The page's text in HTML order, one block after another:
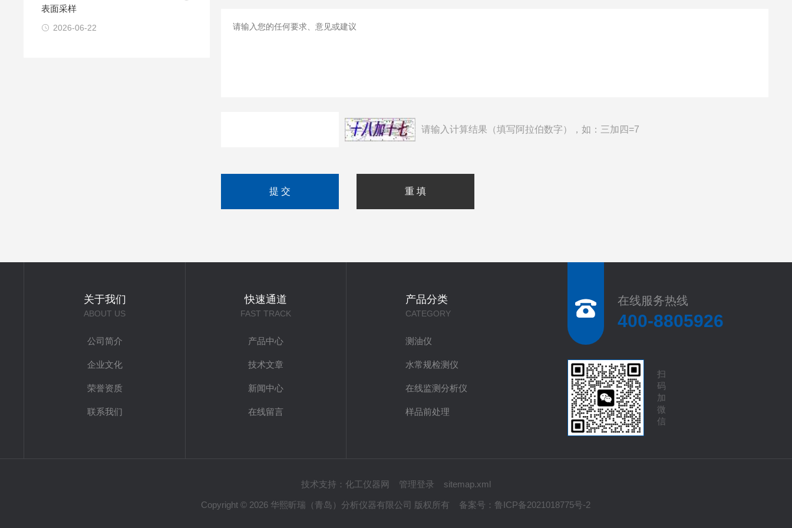
表面采样
2026-06-22
请输入计算结果（填写阿拉伯数字），如：三加四=7
关于我们
ABOUT US
公司简介
企业文化
荣誉资质
联系我们
快速通道
FAST TRACK
产品中心
技术文章
新闻中心
在线留言
产品分类
CATEGORY
测油仪
水常规检测仪
在线监测分析仪
样品前处理
在线服务热线
400-8805926
扫
码
加
微
信
技术支持： 化工仪器网 管理登录 sitemap.xml
Copyright © 2026 华熙昕瑞（青岛）分析仪器有限公司 版权所有 备案号：鲁ICP备2021018775号-2